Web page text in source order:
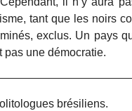
tant que les noirs
exclus. Un pays
pas une démocratie.
brésiliens.